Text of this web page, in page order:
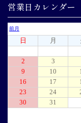
営業日カレンダー